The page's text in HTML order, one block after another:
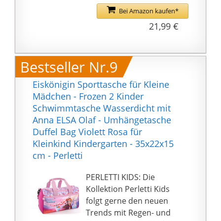
Hände frei haben.
für viele Aktivitäten wie
Schwimmen, Fitness,
Outdoor-Sport,
Radfahren,
Wochenendausflüge
usw. Sie kann als
Sporttasche,
Reisetasche,
eine Vielzahl von
Tragemöglichkeiten für
alle Ihre Bedürfnisse.
VIELSEITIG: Ihre
Ausrüstung bleibt auch
diesen Trockentaschen
mit rundem Boden.
Ideal für Motorboote,
Segelboote,
Wassermotorräder,
Kajaks, Kanus,
Camping, Angeln,
Motorräder,
Geländefahrzeuge,
Gepäckträger. Sie
können es sogar am
Strand als Kühler
verwenden!
Bei Amazon kaufen*
21,99 €
Bestseller Nr.9
Eiskönigin Sporttasche für Kleine
Mädchen - Frozen 2 Kinder
Schwimmtasche Wasserdicht mit
Anna ELSA Olaf - Umhängetasche
Duffel Bag Violett Rosa für
Kleinkind Kindergarten - 35x22x15
cm - Perletti
PERLETTI KIDS: Die
Kollektion Perletti Kids
folgt gerne den neuen
Trends mit Regen- und